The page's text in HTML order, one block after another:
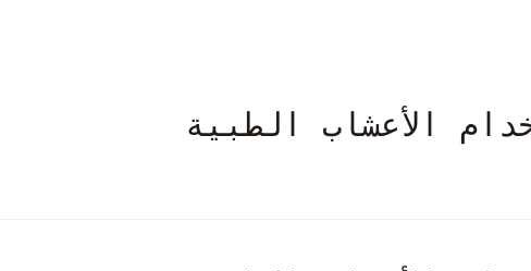
الأعشاب الطبية